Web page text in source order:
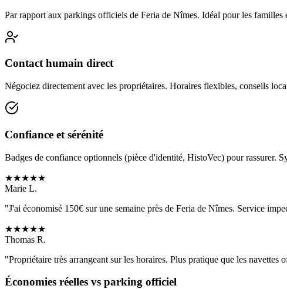
Par rapport aux parkings officiels de Feria de Nîmes. Idéal pour les familles
Contact humain direct
Négociez directement avec les propriétaires. Horaires flexibles, conseils
Confiance et sérénité
Badges de confiance optionnels (pièce d'identité, HistoVec) pour rassurer.
★★★★★
Marie L.
"J'ai économisé 150€ sur une semaine près de Feria de Nîmes. Service
★★★★★
Thomas R.
"Propriétaire très arrangeant sur les horaires. Plus pratique que les navettes
Économies réelles vs parking officiel